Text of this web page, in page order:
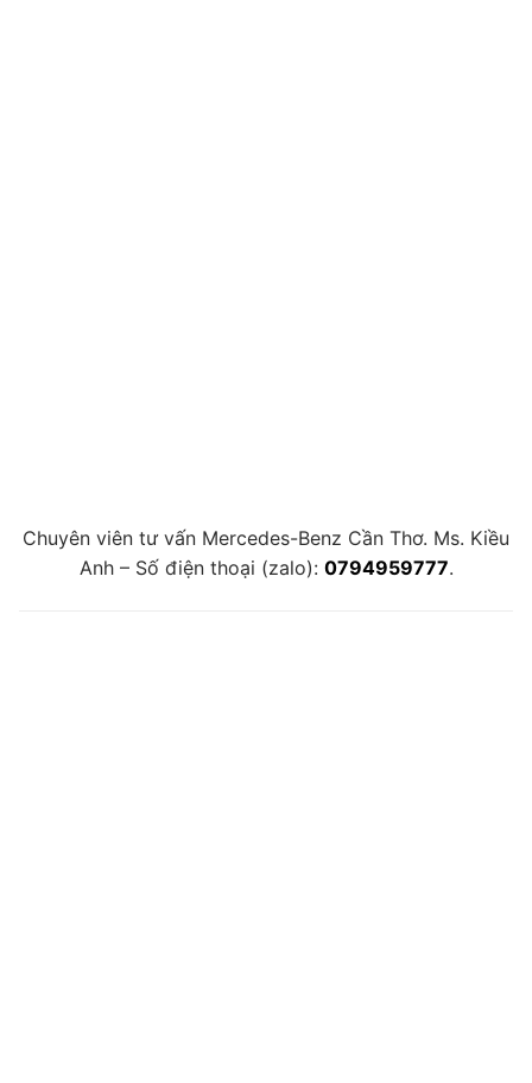
Chuyên viên tư vấn Mercedes-Benz Cần Thơ. Ms. Kiều
Anh – Số điện thoại (zalo): 0794959777.